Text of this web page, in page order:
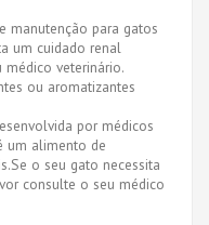
para gatos
um cuidado renal
veterinário.
ou aromatizantes
por médicos
um alimento de
o seu gato necessita
consulte o seu médico